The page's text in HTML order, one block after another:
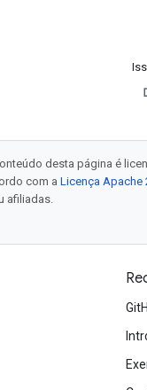
desta página é
com a Licença Apache
afiliadas.